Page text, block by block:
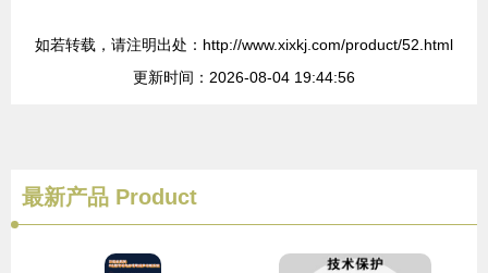
如若转载，请注明出处：http://www.xixkj.com/product/52.html
更新时间：2026-08-04 19:44:56
最新产品 Product